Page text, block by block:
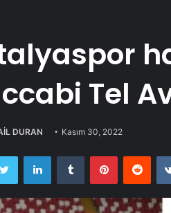
Tel
DURAN Kasım 30, 2022
Twitter LinkedInTumblr Pinterest